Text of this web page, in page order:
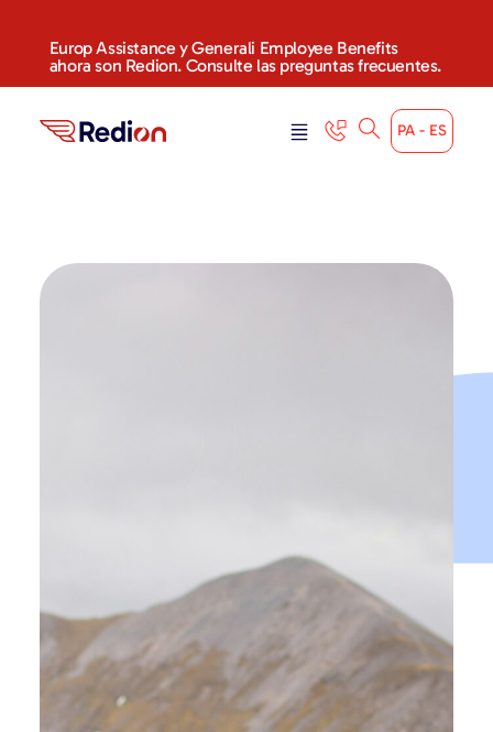
Europ Assistance y Generali Employee Benefits
ahora son Redion. Consulte las preguntas frecuentes.
PA - ES